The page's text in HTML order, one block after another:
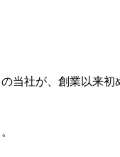
当社が、創業以来